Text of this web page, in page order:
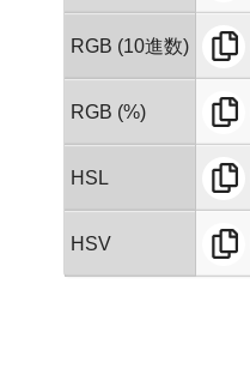
RGB (10進数)
RGB (%)
HSL
HSV